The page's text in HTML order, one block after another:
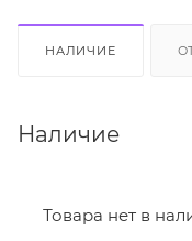
НАЛИЧИЕ
Наличие
Товара нет в